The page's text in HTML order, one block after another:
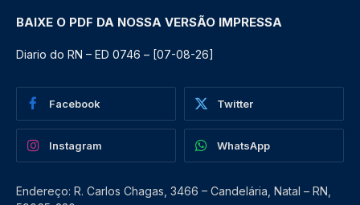
BAIXE O PDF DA NOSSA VERSÃO IMPRESSA
Diario do RN – ED 0746 – [07-08-26]
Facebook Twitter
Instagram WhatsApp
Endereço: R. Carlos Chagas, 3466 – Candelária, Natal – RN,